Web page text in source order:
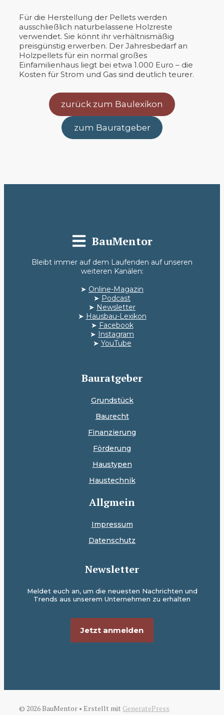
Für die Herstellung der Pellets werden
ausschließlich naturbelassene Holzreste
verwendet. Sie könnt ihr verhältnismäßig
preisgünstig erwerben. Der Jahresbedarf an
Holzpellets für ein normal großes
Einfamilienhaus liegt bei etwa 1.000 Euro – die
Kosten für Strom und Gas sind deutlich teurer.
zurück zum Baulexikon
zum Bauratgeber
BauMentor
Bleibt immer auf dem Laufenden auf unseren
weiteren Kanälen:
➤ Online-Magazin
➤ Podcast
➤ Newsletter
➤ Hausbau-Lexikon
➤ Facebook
➤
Instagram
➤ YouTube
Bauratgeber
Grundstück
Baurecht
Finanzierung
Förderung
Haustypen
Haustechnik
Allgmein
Impressum
Datenschutz
Newsletter
Meldet euch an, um die neuesten Nachrichten und
Trends aus unserem Unternehmen zu erhalten
Jetzt anmelden
© 2026 BauMentor • Erstellt mit GeneratePress